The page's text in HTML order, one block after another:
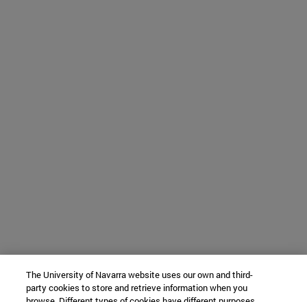
The University of Navarra website uses our own and third-
party cookies to store and retrieve information when you